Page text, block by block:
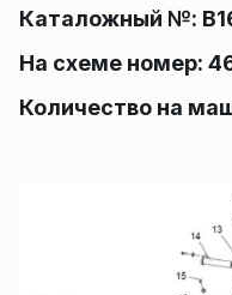
Каталожный №:
На схеме номер:
Количество на